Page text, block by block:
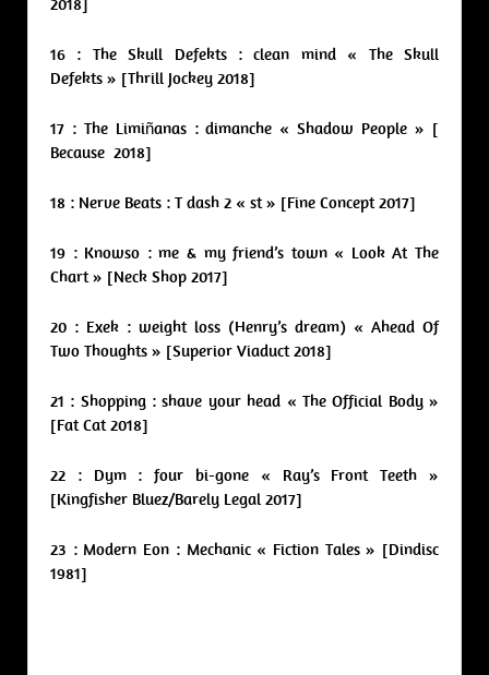
2018]
16 : The Skull Defekts : clean mind « The Skull
Defekts » [Thrill Jockey 2018]
17 : The Limiñanas : dimanche « Shadow People » [
Because 2018]
18 : Nerve Beats : T dash 2 « st » [Fine Concept 2017]
19 : Knowso : me & my friend’s town « Look At The
Chart » [Neck Shop 2017]
20 : Exek : weight loss (Henry’s dream) « Ahead Of
Two Thoughts » [Superior Viaduct 2018]
21 : Shopping : shave your head « The Official Body »
[Fat Cat 2018]
22 : Dym : four bi-gone « Ray’s Front Teeth »
[Kingfisher Bluez/Barely Legal 2017]
23 : Modern Eon : Mechanic « Fiction Tales » [Dindisc
1981]